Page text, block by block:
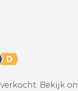
Bekijk